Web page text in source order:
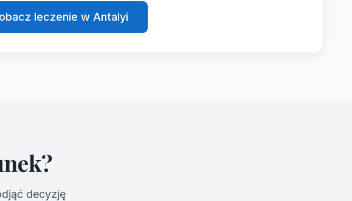
leczenie w Antalyi
decyzję